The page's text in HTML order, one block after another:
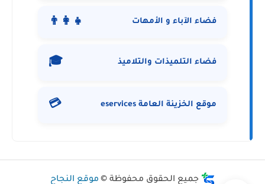
فضاء الآباء و الأمهات 👨‍👩‍👧
فضاء التلميذات والتلاميذ 🎓
موقع الخزينة العامة eservices 💳
جميع الحقوق محفوظة © موقع النجاح